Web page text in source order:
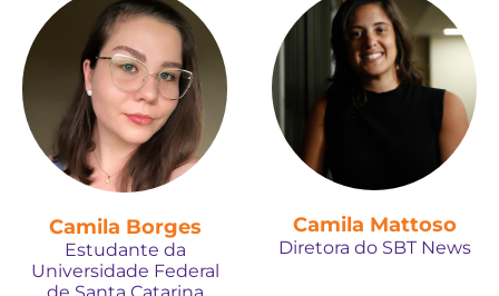
Camila Borges
Estudante da
Universidade Federal
Camila Mattoso
Diretora do SBT News